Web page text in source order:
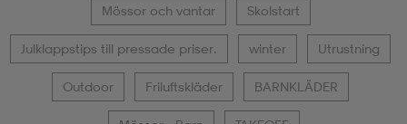
Mössor och vantar Skolstart
Julklappstips till pressade priser. winter Utrustning
Outdoor Friluftskläder BARNKLÄDER